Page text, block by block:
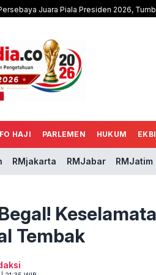
Juara Piala Presiden 2026,
HAJI PARLEMEN HUKUM
RMjakarta RMJabar RMJatim
Tembak